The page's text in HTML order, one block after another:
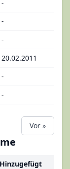
-
-
-
20.02.2011
-
-
Vor »
Hinzugefügt